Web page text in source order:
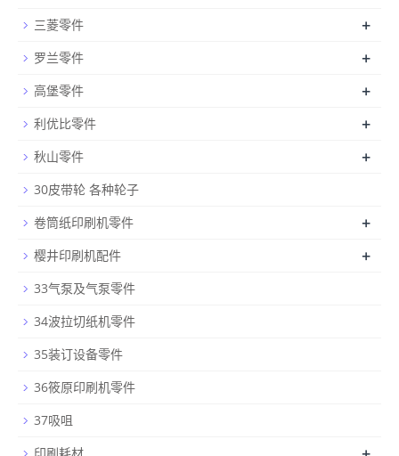
三菱零件 +
罗兰零件 +
高堡零件 +
利优比零件 +
秋山零件 +
30皮带轮 各种轮子
卷筒纸印刷机零件
+
樱井印刷机配件 +
33气泵及气泵零件
34波拉切纸机零件
35装订设备零件
36筱原印刷机零件
37吸咀